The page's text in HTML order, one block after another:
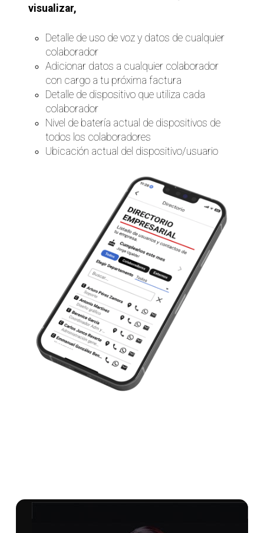
visualizar,
Detalle de uso de voz y datos de cualquier
colaborador
Adicionar datos a cualquier colaborador
con cargo a tu próxima factura
Detalle de dispositivo que utiliza cada
colaborador
Nivel de batería actual de dispositivos de
todos los colaboradores
Ubicación actual del dispositivo/usuario